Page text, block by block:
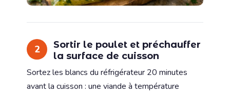
2
Sortir le poulet et préchauffer
la surface de cuisson
Sortez les blancs du réfrigérateur 20 minutes
avant la cuisson : une viande à température